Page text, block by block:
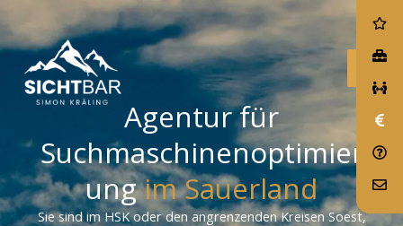
Inhalt
springen
Agentur für
Suchmaschinenoptimier
ungim Sauerland
Sie sind im HSK oder den angrenzenden Kreisen Soest,